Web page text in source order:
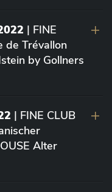
| FINE
de Trévallon
by Gollners
| FINE CLUB
Alter